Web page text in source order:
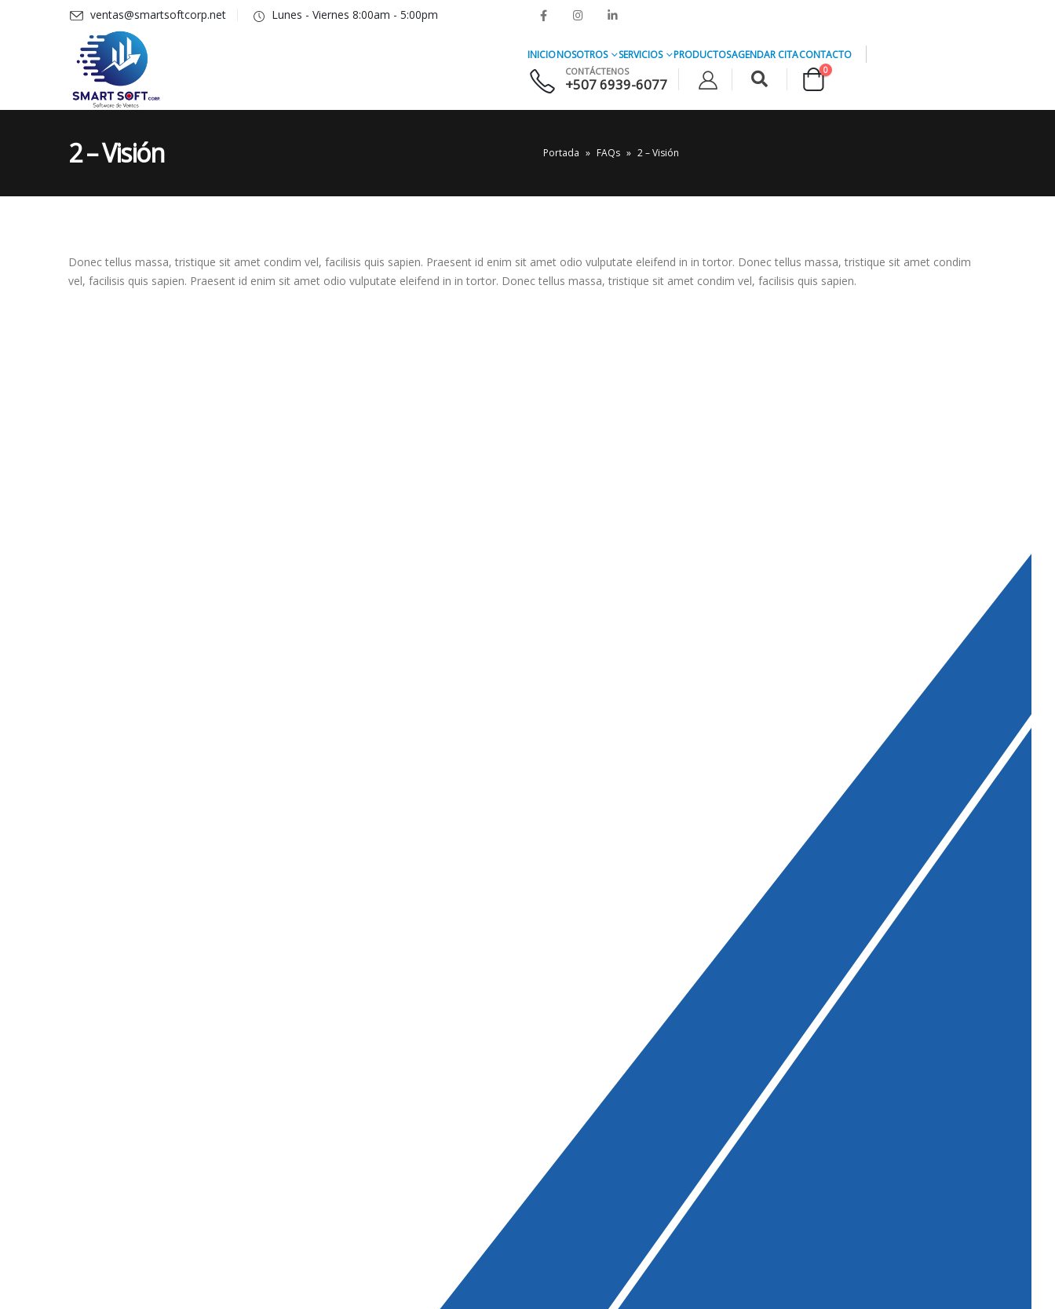
ventas@smartsoftcorp.net Lunes - Viernes 8:00am - 5:00pm
INICIONOSOTROS SERVICIOS PRODUCTOSAGENDAR CITACONTACTO
CONTÁCTENOS
+507 6939-6077
0
2 – Visión Portada » FAQs » 2 – Visión
Donec tellus massa, tristique sit amet condim vel, facilisis quis sapien. Praesent id enim sit amet odio vulputate eleifend in in tortor. Donec tellus massa, tristique sit amet condim
vel, facilisis quis sapien. Praesent id enim sit amet odio vulputate eleifend in in tortor. Donec tellus massa, tristique sit amet condim vel, facilisis quis sapien.